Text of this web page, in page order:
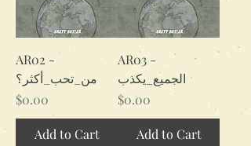
AR02 -
من_تحب_أكثر؟
Price
$0.00
Add to Cart
AR03 -
الجميع_يكذب
Price
$0.00
Add to Cart